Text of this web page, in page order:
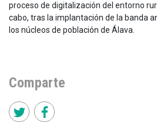
proceso de digitalización del entorno
cabo, tras la implantación de la banda
los núcleos de población de Álava.
Comparte